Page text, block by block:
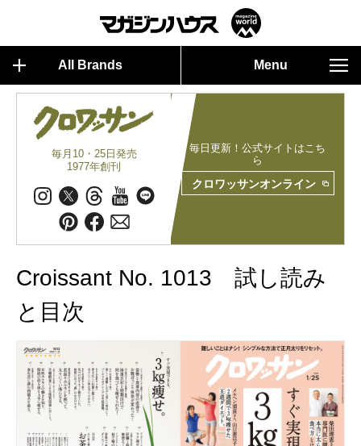
All Brands Menu
毎月10・25日発売
1977年創刊
毎日更新！公式サイトはこち
ら
クロワッサンオンライン
Croissant No. 1013 試し読み
と目次